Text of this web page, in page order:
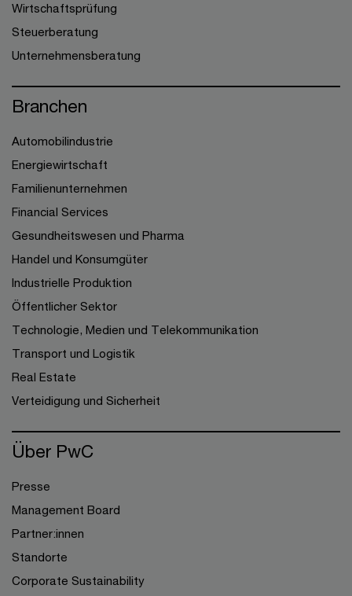
Wirtschaftsprüfung
Steuerberatung
Unternehmensberatung
Branchen
Automobilindustrie
Energiewirtschaft
Familienunternehmen
Financial Services
Gesundheitswesen und Pharma
Handel und Konsumgüter
Industrielle Produktion
Öffentlicher Sektor
Technologie, Medien und Telekommunikation
Transport und Logistik
Real Estate
Verteidigung und Sicherheit
Über PwC
Presse
Management Board
Partner:innen
Standorte
Corporate Sustainability